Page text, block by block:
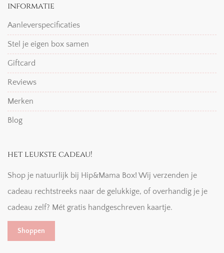
informatie
Aanleverspecificaties
Stel je eigen box samen
Giftcard
Reviews
Merken
Blog
het leukste cadeau!
Shop je natuurlijk bij Hip&Mama Box! Wij verzenden je
cadeau rechtstreeks naar de gelukkige, of overhandig je je
cadeau zelf? Mét gratis handgeschreven kaartje.
Shoppen